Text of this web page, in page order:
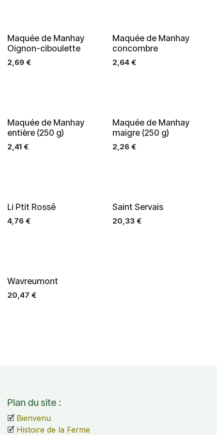
Maquée de Manhay
Oignon-ciboulette
2,69 €
Maquée de Manhay
concombre
2,64€
Maquée de Manhay
entière (250 g)
2,41 €
Maquée de Manhay
maigre (250 g)
2,26€
Li Ptit Rossê
4,76 €
Saint Servais
20,33€
Wavreumont
20,47 €
Plan du site :
🗹 Bienvenu
🗹 Histoire de la Ferme